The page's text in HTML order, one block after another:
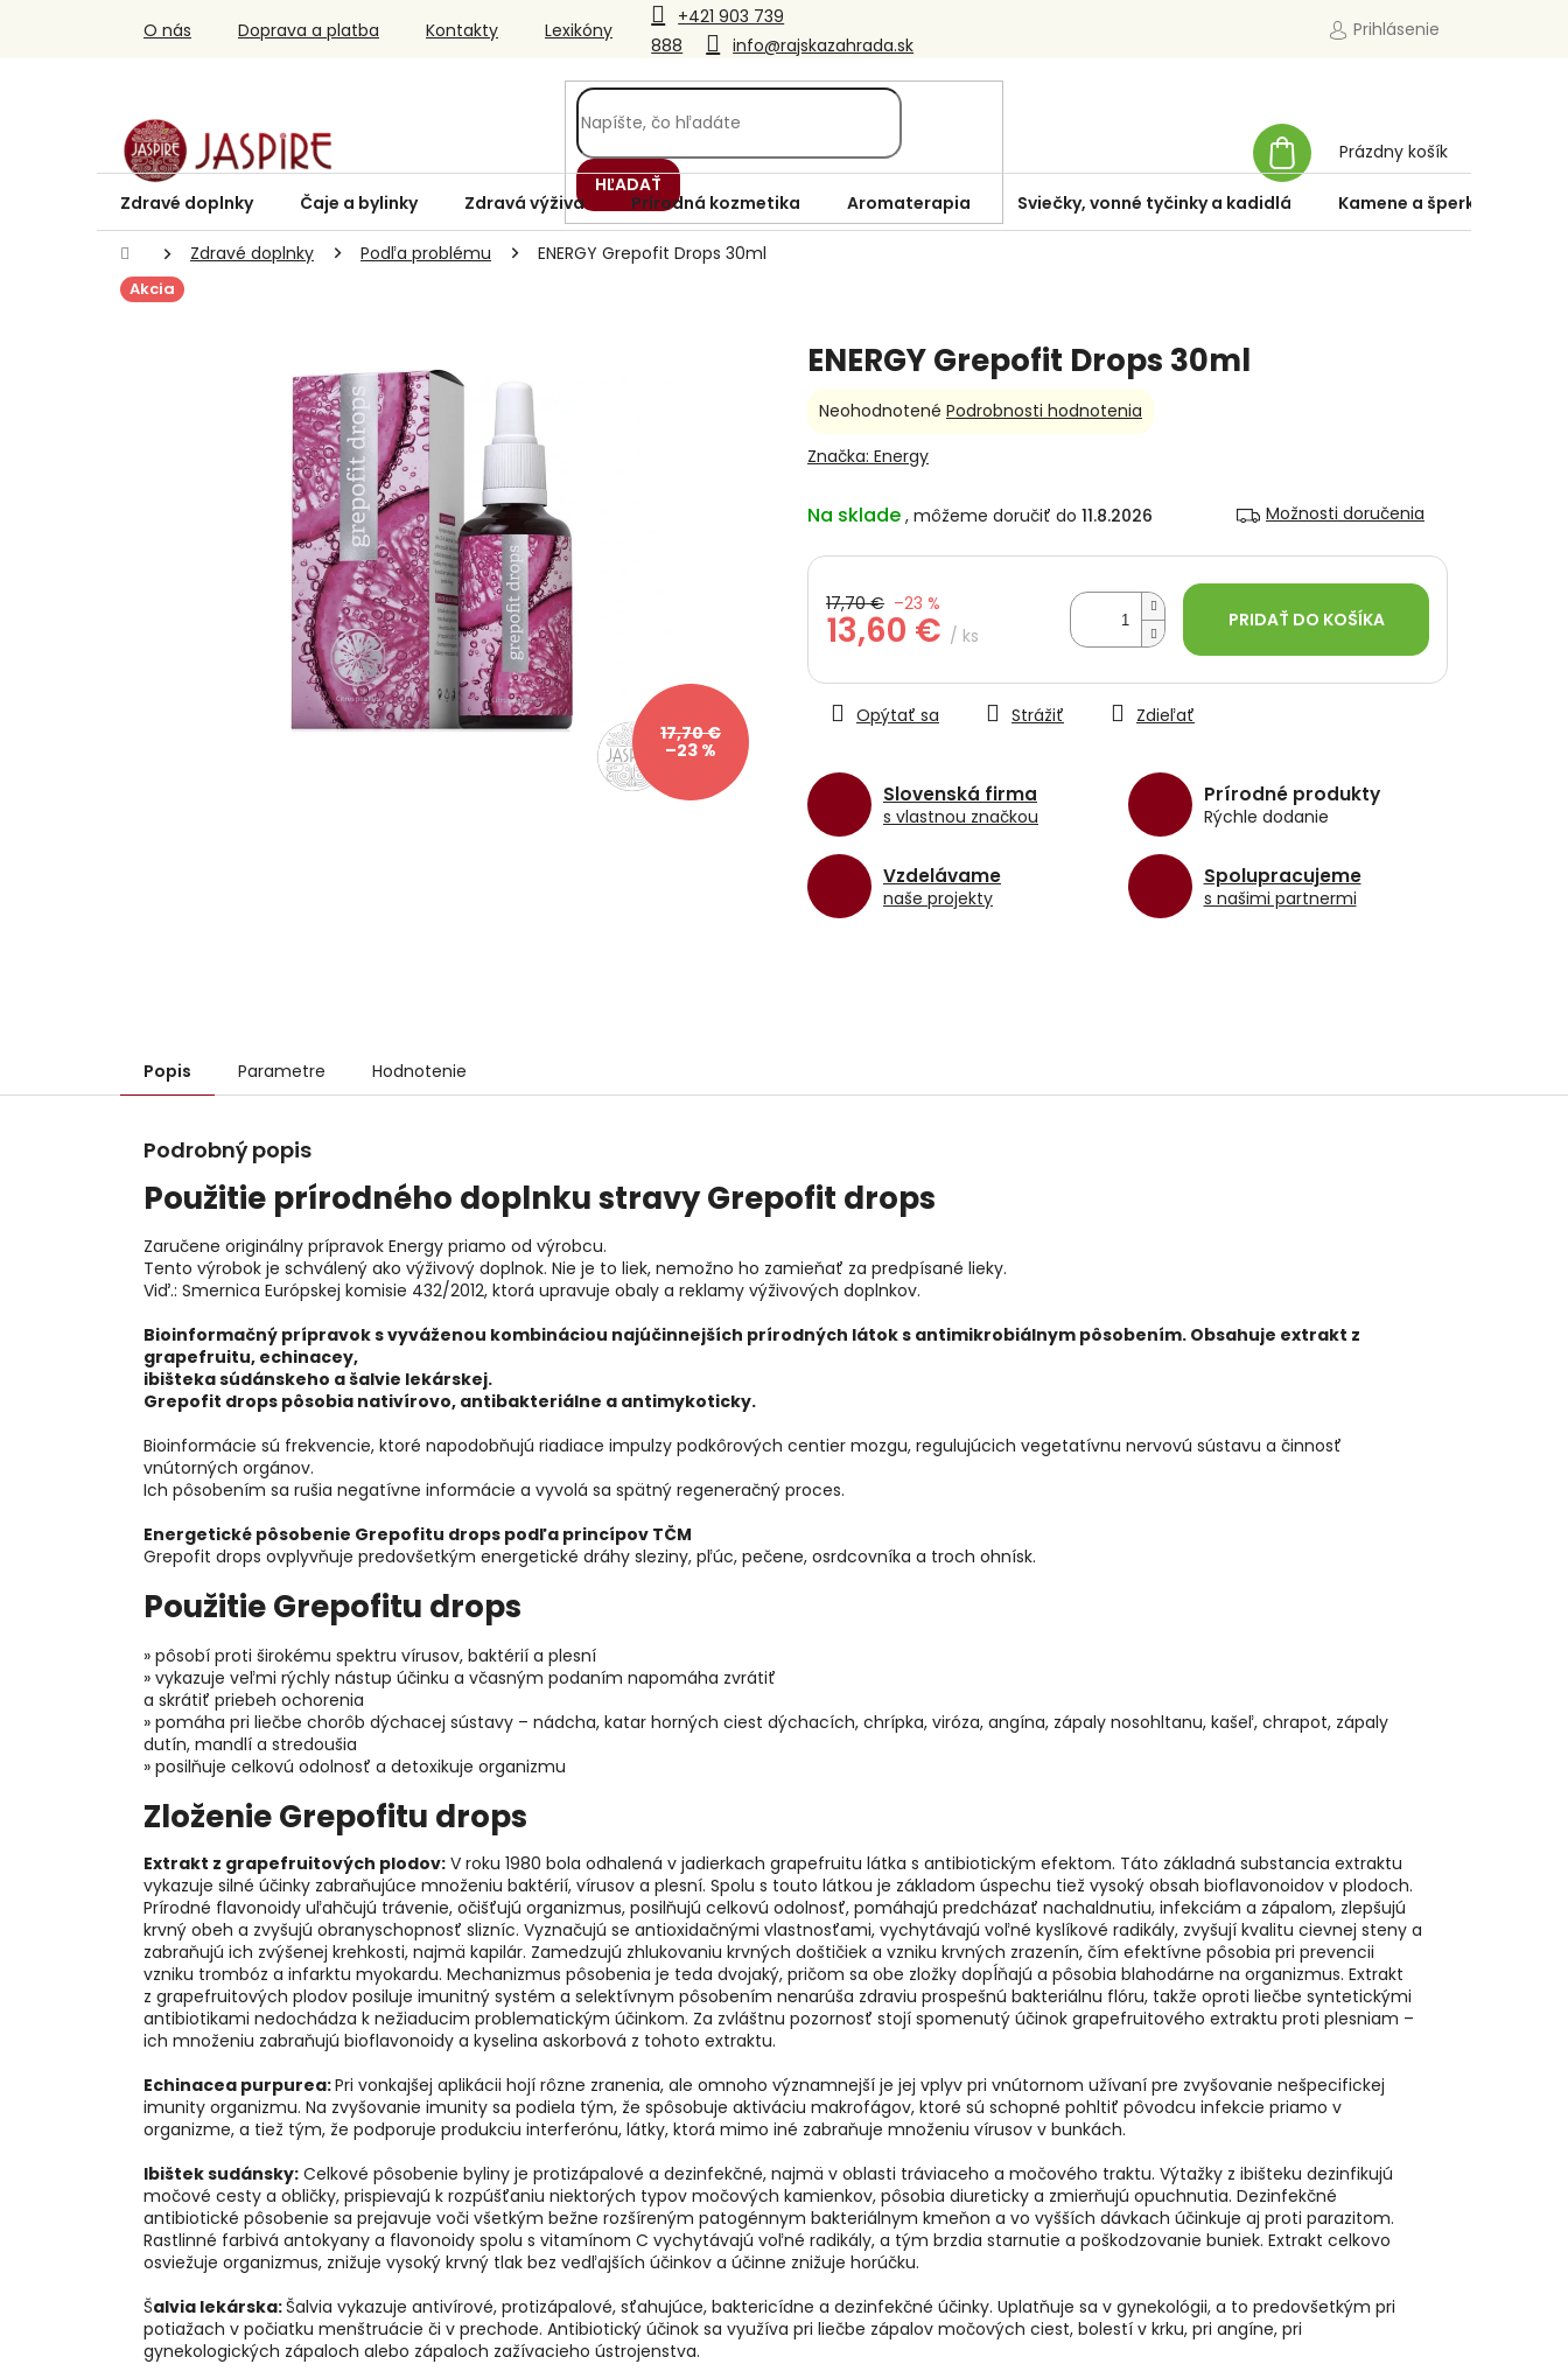
+421 903 739
888
info@rajskazahrada.sk
O nás Doprava a platba Kontakty Lexikóny Prihlásenie
HĽADAŤ
KOŠÍK
Prázdny košík
Zdravé doplnky Čaje a bylinky Zdravá výživa Prírodná kozmetika Aromaterapia Sviečky, vonné tyčinky a kadidlá Kamene a šperky
DomovZdravé doplnky Podľa problému ENERGY Grepofit Drops 30ml
Akcia
17,70 €
–23 %
ENERGY Grepofit Drops 30ml
Na sklade 11.8.2026 Možnosti doručenia
17,70 € –23 %
13,60 € / ks
cena:
PRIDAŤ DO KOŠÍKA
Slovenská firma
s vlastnou značkou
Prírodné produkty
Rýchle dodanie
Vzdelávame
naše projekty
Spolupracujeme
s našimi partnermi
Opýtať sa Strážiť Zdieľať
Priemerné
produktu
z
hviezdičiek.
Neohodnotené Podrobnosti hodnotenia
Značka: Energy
Popis Parametre Hodnotenie
Podrobný popis
Použitie prírodného doplnku stravy Grepofit drops
Zaručene originálny prípravok Energy priamo od výrobcu.
Tento výrobok je schválený ako výživový doplnok. Nie je to liek, nemožno ho zamieňať za predpísané lieky.
Viď.: Smernica Európskej komisie 432/2012, ktorá upravuje obaly a reklamy výživových doplnkov.
Bioinformačný prípravok s vyváženou kombináciou najúčinnejších prírodných látok s antimikrobiálnym pôsobením. Obsahuje extrakt z
grapefruitu, echinacey,
ibišteka súdánskeho a šalvie lekárskej.
Grepofit drops pôsobia nativírovo, antibakteriálne a antimykoticky.
Bioinformácie sú frekvencie, ktoré napodobňujú riadiace impulzy podkôrových centier mozgu, regulujúcich vegetatívnu nervovú sústavu a činnosť
vnútorných orgánov.
Ich pôsobením sa rušia negatívne informácie a vyvolá sa spätný regeneračný proces.
Energetické pôsobenie Grepofitu drops podľa princípov TČM
Grepofit drops ovplyvňuje predovšetkým energetické dráhy sleziny, pľúc, pečene, osrdcovníka a troch ohnísk.
Použitie Grepofitu drops
» pôsobí proti širokému spektru vírusov, baktérií a plesní
» vykazuje veľmi rýchly nástup účinku a včasným podaním napomáha zvrátiť
a skrátiť priebeh ochorenia
» pomáha pri liečbe chorôb dýchacej sústavy – nádcha, katar horných ciest dýchacích, chrípka, viróza, angína, zápaly nosohltanu, kašeľ, chrapot, zápaly
dutín, mandlí a stredoušia
» posilňuje celkovú odolnosť a detoxikuje organizmu
Zloženie Grepofitu drops
Extrakt z grapefruitových plodov: V roku 1980 bola odhalená v jadierkach grapefruitu látka s antibiotickým efektom. Táto základná substancia extraktu
vykazuje silné účinky zabraňujúce množeniu baktérií, vírusov a plesní. Spolu s touto látkou je základom úspechu tiež vysoký obsah bioflavonoidov v plodoch.
Prírodné flavonoidy uľahčujú trávenie, očišťujú organizmus, posilňujú celkovú odolnosť, pomáhajú predcházať nachaldnutiu, infekciám a zápalom, zlepšujú
krvný obeh a zvyšujú obranyschopnosť slizníc. Vyznačujú se antioxidačnými vlastnosťami, vychytávajú voľné kyslíkové radikály, zvyšují kvalitu cievnej steny a
zabraňujú ich zvýšenej krehkosti, najmä kapilár. Zamedzujú zhlukovaniu krvných doštičiek a vzniku krvných zrazenín, čím efektívne pôsobia pri prevencii
vzniku trombóz a infarktu myokardu. Mechanizmus pôsobenia je teda dvojaký, pričom sa obe zložky dopĺňajú a pôsobia blahodárne na organizmus. Extrakt
z grapefruitových plodov posiluje imunitný systém a selektívnym pôsobením nenarúša zdraviu prospešnú bakteriálnu flóru, takže oproti liečbe syntetickými
antibiotikami nedochádza k nežiaducim problematickým účinkom. Za zvláštnu pozornosť stojí spomenutý účinok grapefruitového extraktu proti plesniam –
ich množeniu zabraňujú bioflavonoidy a kyselina askorbová z tohoto extraktu.
Echinacea purpurea:Pri vonkajšej aplikácii hojí rôzne zranenia, ale omnoho významnejší je jej vplyv pri vnútornom užívaní pre zvyšovanie nešpecifickej
imunity organizmu. Na zvyšovanie imunity sa podiela tým, že spôsobuje aktiváciu makrofágov, ktoré sú schopné pohltiť pôvodcu infekcie priamo v
organizme, a tiež tým, že podporuje produkciu interferónu, látky, ktorá mimo iné zabraňuje množeniu vírusov v bunkách.
Ibištek sudánsky: Celkové pôsobenie byliny je protizápalové a dezinfekčné, najmä v oblasti tráviaceho a močového traktu. Výtažky z ibišteku dezinfikujú
močové cesty a obličky, prispievajú k rozpúšťaniu niektorých typov močových kamienkov, pôsobia diureticky a zmierňujú opuchnutia. Dezinfekčné
antibiotické pôsobenie sa prejavuje voči všetkým bežne rozšíreným patogénnym bakteriálnym kmeňon a vo vyšších dávkach účinkuje aj proti parazitom.
Rastlinné farbivá antokyany a flavonoidy spolu s vitamínom C vychytávajú voľné radikály, a tým brzdia starnutie a poškodzovanie buniek. Extrakt celkovo
osviežuje organizmus, znižuje vysoký krvný tlak bez vedľajších účinkov a účinne znižuje horúčku.
Šalvia lekárska:Šalvia vykazuje antivírové, protizápalové, sťahujúce, baktericídne a dezinfekčné účinky. Uplatňuje sa v gynekológii, a to predovšetkým pri
potiažach v počiatku menštruácie či v prechode. Antibiotický účinok sa využíva pri liečbe zápalov močových ciest, bolestí v krku, pri angíne, pri
gynekologických zápaloch alebo zápaloch zažívacieho ústrojenstva.